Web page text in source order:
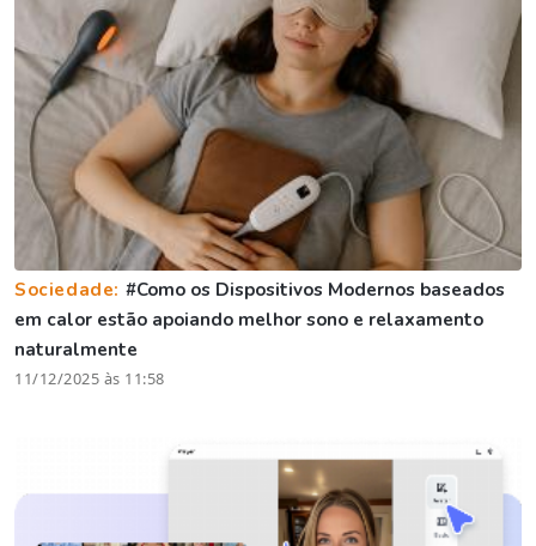
Sociedade: #Como os Dispositivos Modernos baseados
em calor estão apoiando melhor sono e relaxamento
naturalmente
11/12/2025 às 11:58